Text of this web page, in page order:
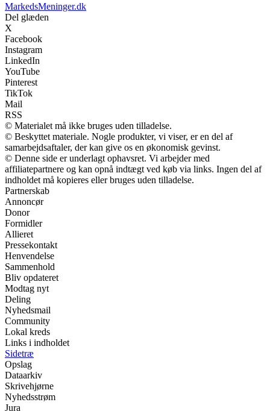
MarkedsMeninger.dk
Del glæden
X
Facebook
Instagram
LinkedIn
YouTube
Pinterest
TikTok
Mail
RSS
© Materialet må ikke bruges uden tilladelse.
© Beskyttet materiale. Nogle produkter, vi viser, er en del af
samarbejdsaftaler, der kan give os en økonomisk gevinst.
© Denne side er underlagt ophavsret. Vi arbejder med
affiliatepartnere og kan opnå indtægt ved køb via links. Ingen del af
indholdet må kopieres eller bruges uden tilladelse.
Partnerskab
Annoncør
Donor
Formidler
Allieret
Pressekontakt
Henvendelse
Sammenhold
Bliv opdateret
Modtag nyt
Deling
Nyhedsmail
Community
Lokal kreds
Links i indholdet
Sidetræ
Opslag
Dataarkiv
Skrivehjørne
Nyhedsstrøm
Jura